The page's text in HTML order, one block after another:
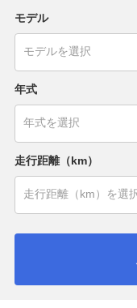
モデル
年式
走行距離（km）